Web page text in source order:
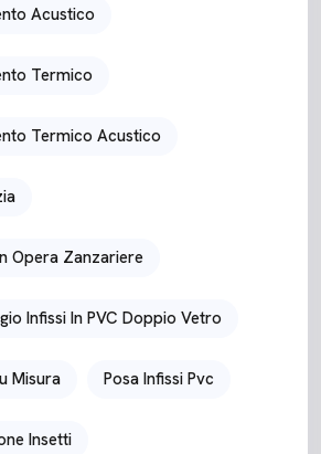
Acustico
Termico
Termico Acustico
Opera Zanzariere
Infissi In PVC Doppio Vetro
Misura Posa Infissi Pvc
Insetti